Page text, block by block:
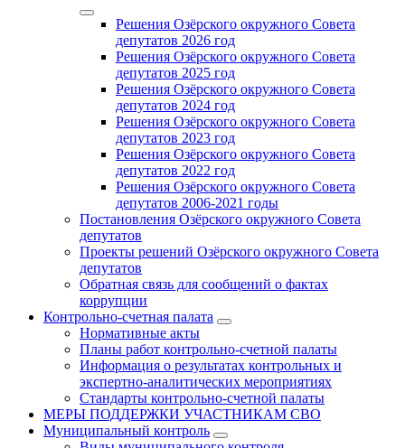
Решения Озёрского окружного Совета
депутатов 2026 год
Решения Озёрского окружного Совета
депутатов 2025 год
Решения Озёрского окружного Совета
депутатов 2024 год
Решения Озёрского окружного Совета
депутатов 2023 год
Решения Озёрского окружного Совета
депутатов 2022 год
Решения Озёрского окружного Совета
депутатов 2006-2021 годы
Постановления Озёрского окружного Совета
депутатов
Проекты решений Озёрского окружного Совета
депутатов
Обратная связь для сообщений о фактах
коррупции
Контрольно-счетная палата
Нормативные акты
Планы работ контрольно-счетной палаты
Информация о результатах контрольных и
экспертно-аналитических мероприятиях
Стандарты контрольно-счетной палаты
МЕРЫ ПОДДЕРЖКИ УЧАСТНИКАМ СВО
Муниципальный контроль